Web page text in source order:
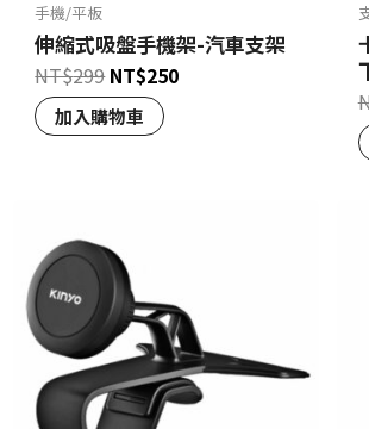
手機/平板
伸縮式吸盤手機架-汽車支架
NT$299NT$250
加入購物車